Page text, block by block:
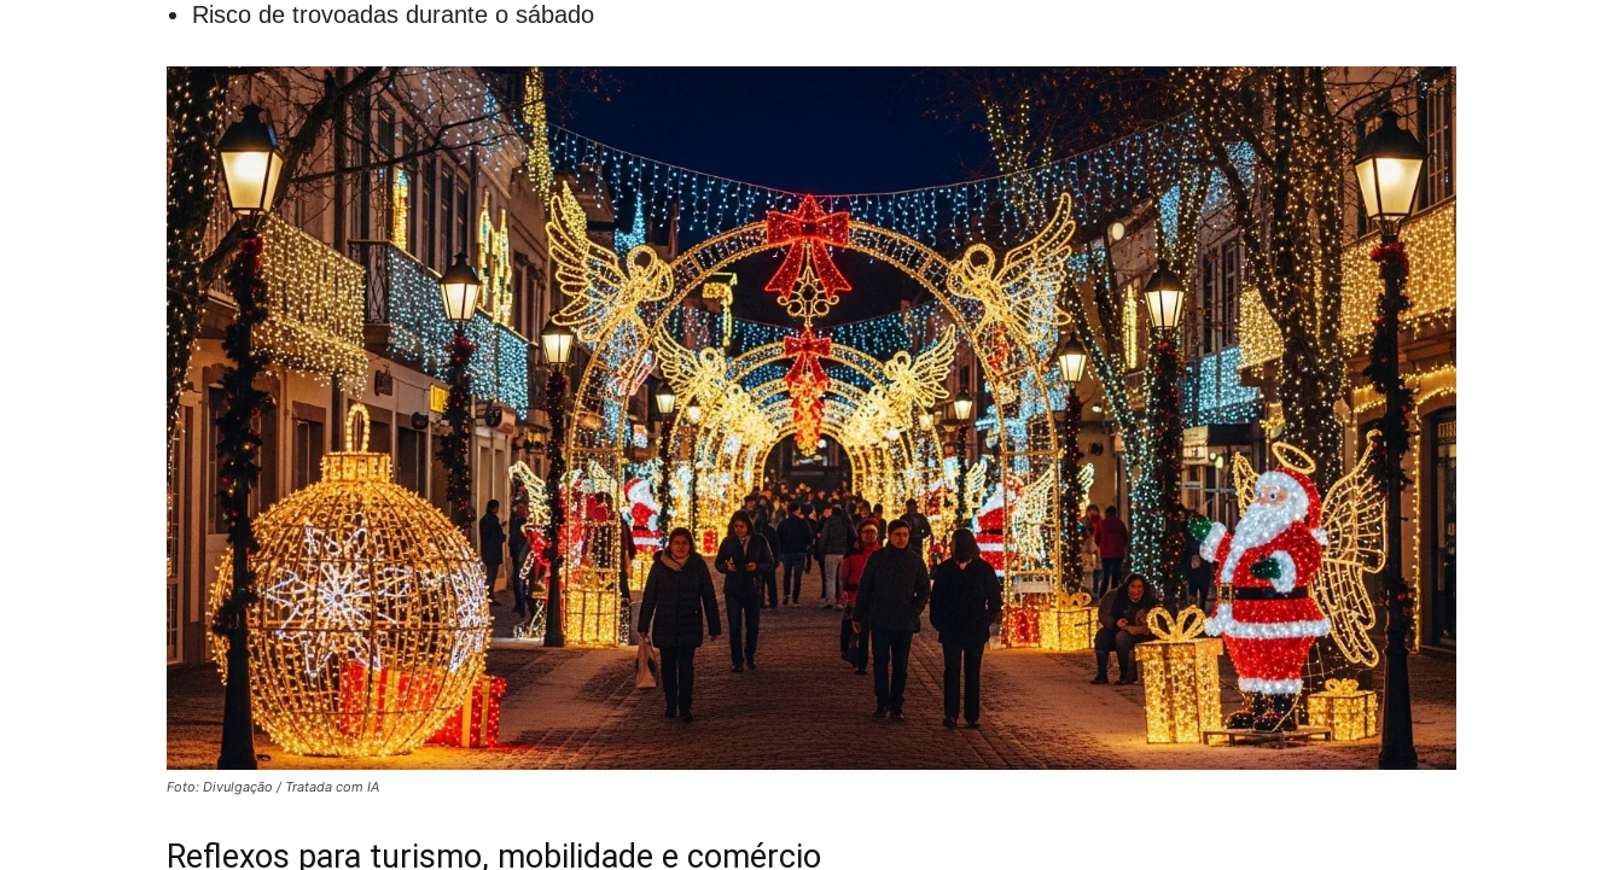
Risco de trovoadas durante o sábado
Foto: Divulgação / Tratada com IA
Reflexos para turismo, mobilidade e comércio